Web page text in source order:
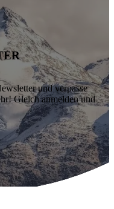
und verpasse
Gleich anmelden und